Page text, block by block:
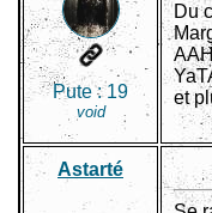
Pute :19
void
Du
et
Astarté